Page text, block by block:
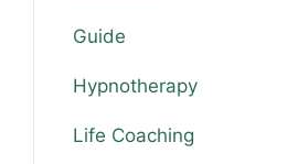
Guide
Hypnotherapy
Life Coaching